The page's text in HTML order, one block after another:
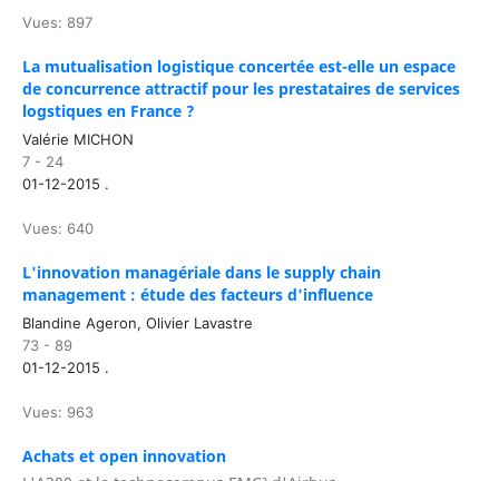
Vues: 897
La mutualisation logistique concertée est-elle un espace
de concurrence attractif pour les prestataires de services
logstiques en France ?
Valérie MICHON
7 - 24
01-12-2015 .
Vues: 640
L'innovation managériale dans le supply chain
management : étude des facteurs d'influence
Blandine Ageron, Olivier Lavastre
73 - 89
01-12-2015 .
Vues: 963
Achats et open innovation